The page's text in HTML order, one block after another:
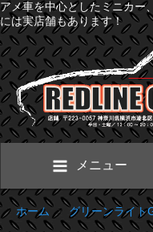
アメ車を中心としたミニカー
には実店舗もあります！
メニュー
ホーム>グリーンライト